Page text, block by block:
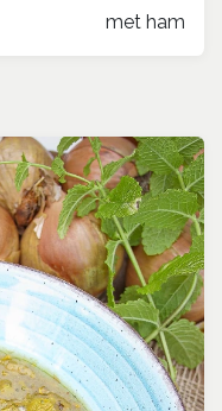
​met ham